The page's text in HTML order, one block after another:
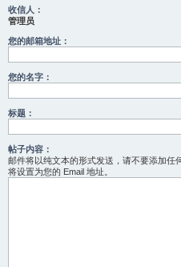
收信人：
管理员
您的邮箱地址：
您的名字：
标题：
帖子内容：
邮件将以纯文本的形式发送，请不要添加任
将设置为您的 Email 地址。